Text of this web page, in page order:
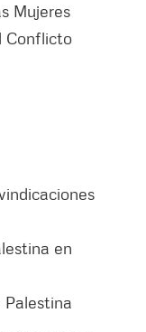
Mujeres
Conflicto
en
Palestina